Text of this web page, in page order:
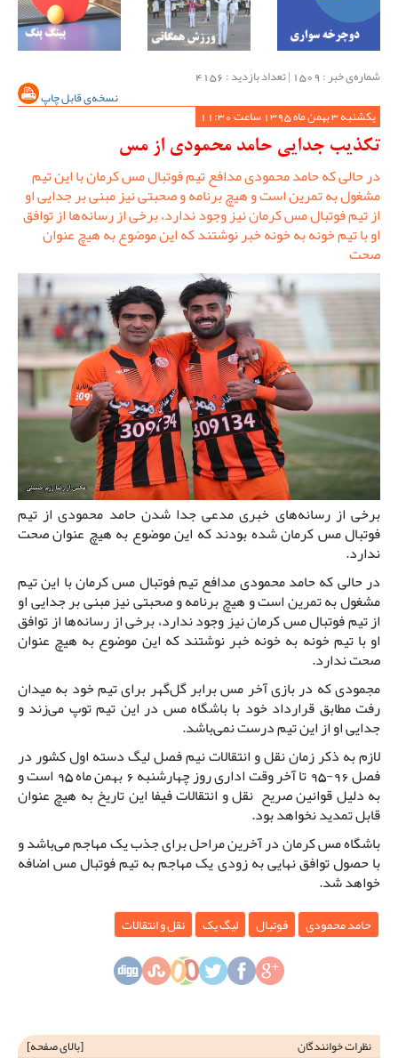
شماره‌ی خبر : ‌1509 | تعداد بازدید : 4156
نسخه‌ی قابل چاپ
یکشنبه 3 بهمن ماه 1395 ساعت 11:30
تکذیب جدایی حامد محمودی از مس
در حالی که حامد محمودی مدافع تیم فوتبال مس کرمان با این تیم
مشغول به تمرین است و هیچ برنامه و صحبتی نیز مبنی بر جدایی او
از تیم فوتبال مس کرمان نیز وجود ندارد، برخی از رسانه‌ها از توافق
او با تیم خونه به خونه خبر نوشتند که این موضوع به هیچ عنوان
صحت
برخی از رسانه‌های خبری مدعی جدا شدن حامد محمودی از تیم
فوتبال مس کرمان شده بودند که این موضوع به هیچ عنوان صحت
ندارد.
در حالی که حامد محمودی مدافع تیم فوتبال مس کرمان با این تیم
مشغول به تمرین است و هیچ برنامه و صحبتی نیز مبنی بر جدایی او
از تیم فوتبال مس کرمان نیز وجود ندارد، برخی از رسانه‌ها از توافق
او با تیم خونه به خونه خبر نوشتند که این موضوع به هیچ عنوان
صحت ندارد.
مجمودی که در بازی آخر مس برابر گل‌گهر برای تیم خود به میدان
رفت مطابق قرارداد خود با باشگاه مس در این تیم توپ می‌زند و
جدایی او از این تیم درست نمی‌باشد.
لازم به ذکر زمان نقل و انتقالات نیم فصل لیگ دسته اول کشور در
فصل 96-95 تا آخر وقت اداری روز چهارشنبه 6 بهمن ماه 95 است و
به دلیل قوانین صریح نقل و انتقالات فیفا این تاریخ به هیچ عنوان
قابل تمدید نخواهد بود.
باشگاه مس کرمان در آخرین مراحل برای جذب یک مهاجم می‌باشد و
با حصول توافق نهایی به زودی یک مهاجم به تیم فوتبال مس اضافه
خواهد شد.
حامد محمودی فوتبال لیگ یک نقل و انتقالات
نظرات خوانندگان [بالای صفحه]